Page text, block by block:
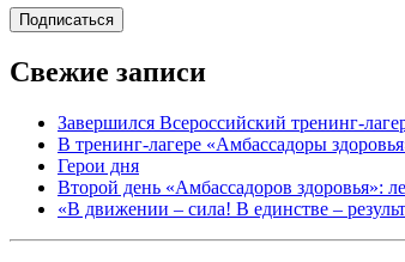
Свежие записи
Завершился Всероссийский тренинг-
В тренинг-лагере «Амбассадоры
Герои дня
Второй день «Амбассадоров здоровья»:
«В движении – сила! В единстве –